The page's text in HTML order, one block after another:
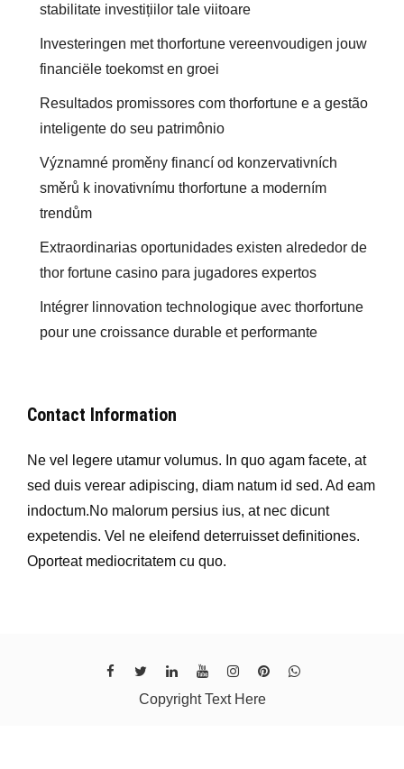
stabilitate investițiilor tale viitoare
Investeringen met thorfortune vereenvoudigen jouw
financiële toekomst en groei
Resultados promissores com thorfortune e a gestão
inteligente do seu patrimônio
Významné proměny financí od konzervativních
směrů k inovativnímu thorfortune a moderním
trendům
Extraordinarias oportunidades existen alrededor de
thor fortune casino para jugadores expertos
Intégrer linnovation technologique avec thorfortune
pour une croissance durable et performante
Contact Information
Ne vel legere utamur volumus. In quo agam facete, at
sed duis verear adipiscing, diam natum id sed. Ad eam
indoctum.No malorum persius ius, at nec dicunt
expetendis. Vel ne eleifend deterruisset definitiones.
Oporteat mediocritatem cu quo.
Copyright Text Here